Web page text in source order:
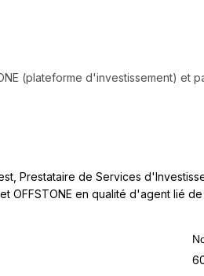
(plateforme d'investissement) et
Prestataire de Services
OFFSTONE en qualité d'agent lié